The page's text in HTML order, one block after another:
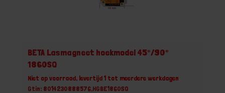
BETA Lasmagneet hoekmodel 45°/90°
1860SQ
Niet op voorraad, levertijd 1 tot meerdere werkdagen
Gtin: 8014230888576,HGBE1860SQ